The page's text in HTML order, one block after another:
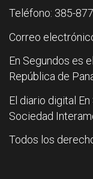
Teléfono: 385-
Correo
En Segundos es
República de
El diario digital
Sociedad
Todos los